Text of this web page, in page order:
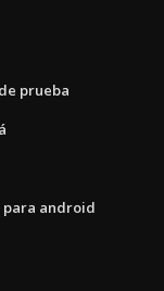
prueba
para android